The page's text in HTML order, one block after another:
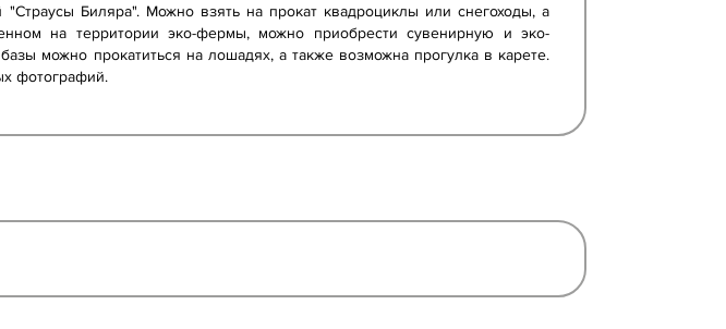
Биляра". Можно взять на прокат квадроциклы или снегоходы, а
на территории эко-фермы, можно приобрести сувенирную и эко-
можно прокатиться на лошадях, а также возможна прогулка в карете.
фотографий.